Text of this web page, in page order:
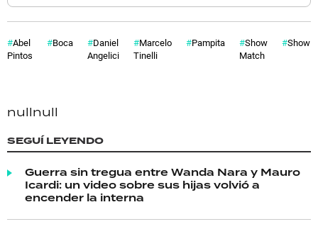
Abel
Pintos
Boca
Daniel
Angelici
Marcelo
Tinelli
Pampita
Show
Match
nullnull
SEGUÍ LEYENDO
Guerra sin tregua entre Wanda Nara y Mauro
Icardi: un video sobre sus hijas volvió a
encender la interna